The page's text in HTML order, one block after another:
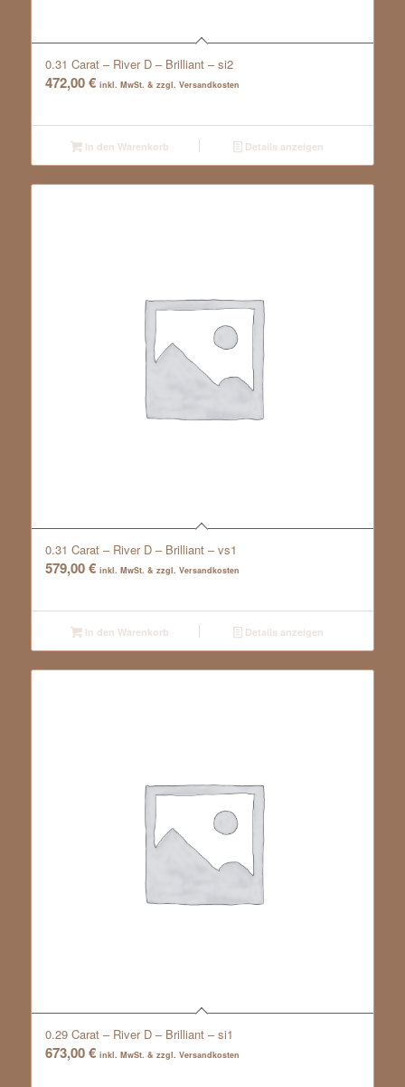
0.31 Carat – River D – Brilliant – si2
472,00€ inkl. MwSt. & zzgl. Versandkosten
In den Warenkorb Details anzeigen
0.31 Carat – River D – Brilliant – vs1
579,00€ inkl. MwSt. & zzgl. Versandkosten
In den Warenkorb Details anzeigen
0.29 Carat – River D – Brilliant – si1
673,00€ inkl. MwSt. & zzgl. Versandkosten